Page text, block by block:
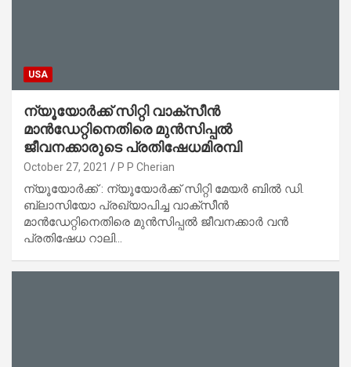
USA
ന്യൂയോര്‍ക്ക് സിറ്റി വാക്‌സീന്‍
മാന്‍ഡേറ്റിനെതിരെ മുന്‍സിപ്പല്‍
ജീവനക്കാരുടെ പ്രതിഷേധമിരമ്പി
October 27, 2021 P P Cherian
ന്യൂയോര്‍ക്ക് : ന്യൂയോര്‍ക്ക് സിറ്റി മേയര്‍ ബില്‍ ഡി.
ബ്ലാസിയോ പ്രഖ്യാപിച്ച വാക്‌സീന്‍
മാന്‍ഡേറ്റിനെതിരെ മുന്‍സിപ്പല്‍ ജീവനക്കാര്‍ വന്‍
പ്രതിഷേധ റാലി…